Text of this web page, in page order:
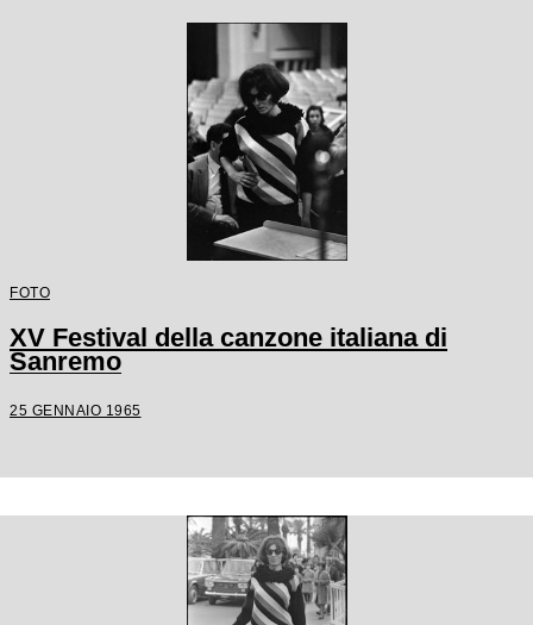
FOTO
XV Festival della canzone italiana di
Sanremo
25 GENNAIO 1965